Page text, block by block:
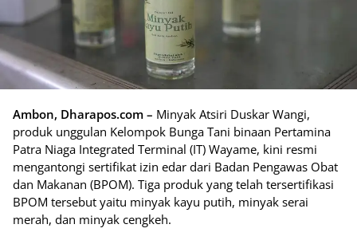
Ambon, Dharapos.com – Minyak Atsiri Duskar Wangi,
produk unggulan Kelompok Bunga Tani binaan Pertamina
Patra Niaga Integrated Terminal (IT) Wayame, kini resmi
mengantongi sertifikat izin edar dari Badan Pengawas Obat
dan Makanan (BPOM). Tiga produk yang telah tersertifikasi
BPOM tersebut yaitu minyak kayu putih, minyak serai
merah, dan minyak cengkeh.